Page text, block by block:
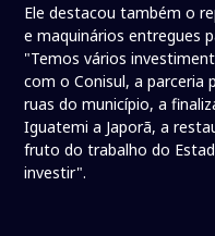
Ele destacou também o
e maquinários entregues
"Temos vários
com o Conisul, a parceria
ruas do município, a
Iguatemi a Japorã, a
fruto do trabalho do
investir".